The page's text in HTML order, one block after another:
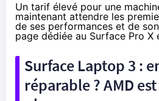
Un tarif élevé pour une
maintenant attendre les
de ses performances et de
page dédiée au Surface Pro X
Surface Laptop 3 :
réparable ? AMD